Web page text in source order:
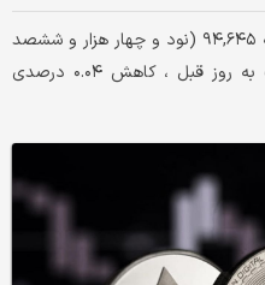
امروز قیمت بیت کوین پایین آمد و به ۹۴,۶۴۵ (نود و چهار هزار و ششصد
و چهل و پنج ) دلار رسید که نسبت به روز قبل ، کاهش ۰.۰۴ درصدی